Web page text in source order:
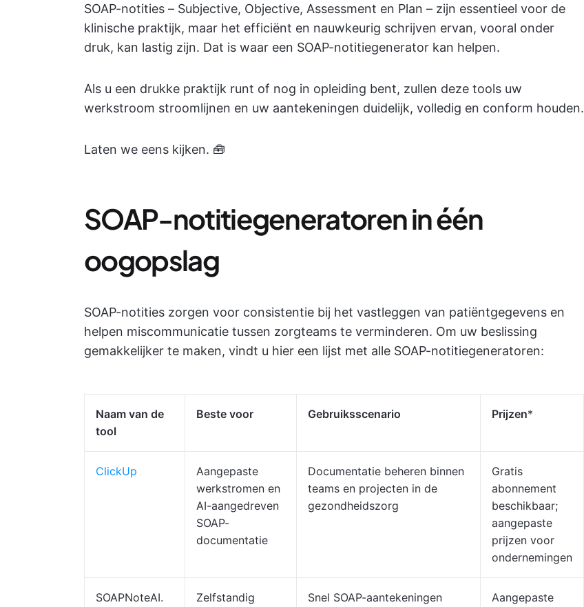
SOAP-notities – Subjective, Objective, Assessment en Plan – zijn essentieel voor de
klinische praktijk, maar het efficiënt en nauwkeurig schrijven ervan, vooral onder
druk, kan lastig zijn. Dat is waar een SOAP-notitiegenerator kan helpen.
Als u een drukke praktijk runt of nog in opleiding bent, zullen deze tools uw
werkstroom stroomlijnen en uw aantekeningen duidelijk, volledig en conform houden.
Laten we eens kijken. 🧰
SOAP-notitiegeneratoren in één
oogopslag
SOAP-notities zorgen voor consistentie bij het vastleggen van patiëntgegevens en
helpen miscommunicatie tussen zorgteams te verminderen. Om uw beslissing
gemakkelijker te maken, vindt u hier een lijst met alle SOAP-notitiegeneratoren:
Naam van de
tool
Beste voor Gebruiksscenario Prijzen*
ClickUp
Aangepaste
werkstromen en
AI-aangedreven
SOAP-
documentatie
Documentatie beheren binnen
teams en projecten in de
gezondheidszorg
Gratis
abonnement
beschikbaar;
aangepaste
prijzen voor
ondernemingen
SOAPNoteAI.
Zelfstandig
Snel SOAP-aantekeningen
Aangepaste